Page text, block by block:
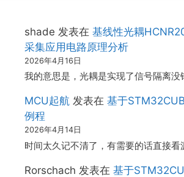
shade 发表在 基线性光耦
采集应用电路原理分析
2026年4月16日
我的意思是，光耦是实现了信号隔离
MCU起航 发表在 基于
例程
2026年4月14日
时间太久记不清了，有需要的话直接
Rorschach 发表在 基于